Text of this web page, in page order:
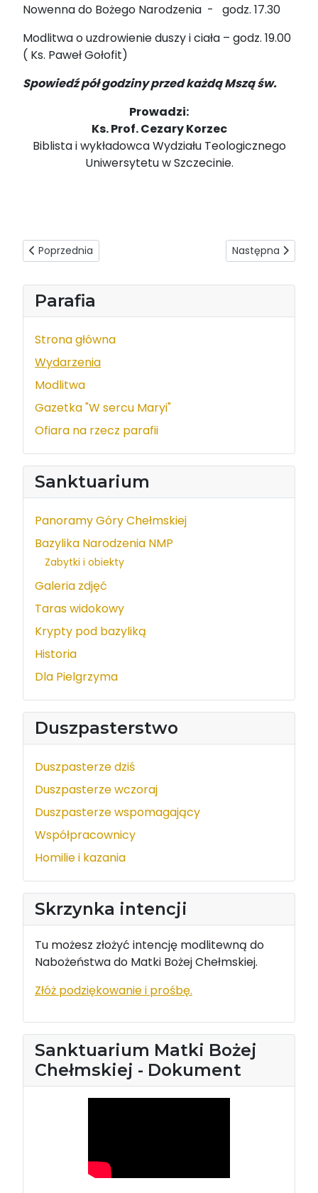
Parafia
Strona główna
Wydarzenia
Modlitwa
Gazetka "W sercu Maryi"
Ofiara na rzecz parafii
Sanktuarium
Panoramy Góry Chełmskiej
Bazylika Narodzenia NMP
Zabytki i obiekty
Galeria zdjęć
Taras widokowy
Krypty pod bazyliką
Historia
Dla Pielgrzyma
Duszpasterstwo
Duszpasterze dziś
Duszpasterze wczoraj
Duszpasterze wspomagający
Współpracownicy
Homilie i kazania
Skrzynka intencji
Tu możesz złożyć intencję modlitewną do
Nabożeństwa do Matki Bożej Chełmskiej.
Złóż podziękowanie i prośbę.
Sanktuarium Matki Bożej
Chełmskiej - Dokument
Nowenna do Bożego Narodzenia - godz. 17.30
Modlitwa o uzdrowienie duszy i ciała – godz. 19.00
( Ks. Paweł Gołofit)
Spowiedź pół godziny przed każdą Mszą św.
Prowadzi:
Ks. Prof. Cezary Korzec
Biblista i wykładowca Wydziału Teologicznego
Uniwersytetu w Szczecinie.
Poprzednia strona: ks. prof. Cezary Korzec - Rekolekcje
Poprzednia Następna
Następna